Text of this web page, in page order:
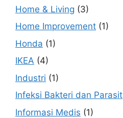
Home & Living (3)
Home Improvement (1)
Honda (1)
IKEA (4)
Industri (1)
Infeksi Bakteri dan Parasit
Informasi Medis (1)